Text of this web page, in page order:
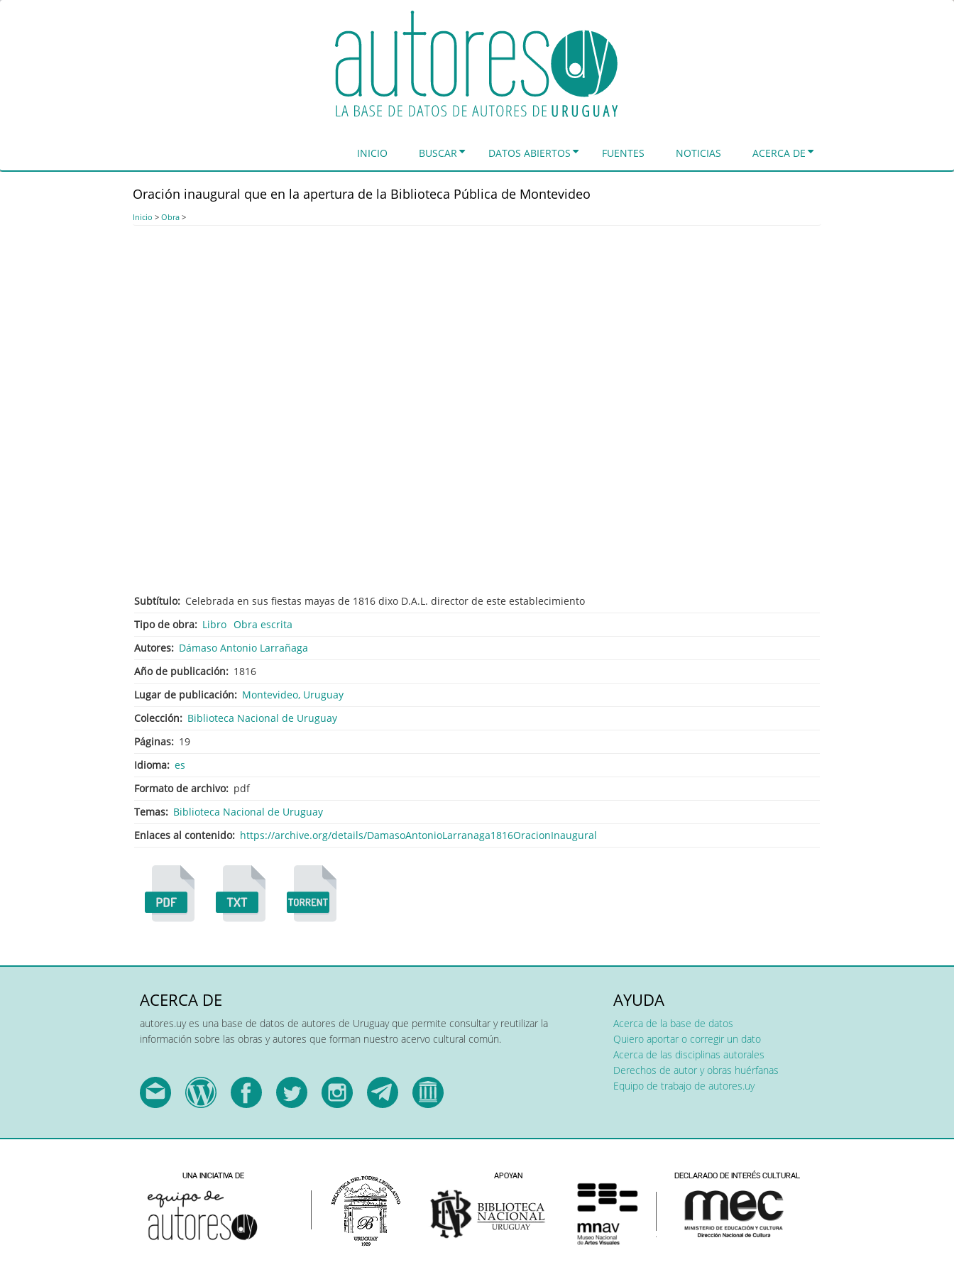
INICIO BUSCAR DATOS ABIERTOS FUENTES NOTICIAS ACERCA DE
Oración inaugural que en la apertura de la Biblioteca Pública de Montevideo
Inicio > Obra >
Subtítulo
Celebrada en sus fiestas mayas de 1816 dixo D.A.L. director de este establecimiento
Tipo de obra
Libro Obra escrita
Autores
Dámaso Antonio Larrañaga
Año de publicación
1816
Lugar de publicación
Montevideo, Uruguay
Colección
Biblioteca Nacional de Uruguay
Páginas
19
Idioma es
Formato de archivo
pdf
Temas
Biblioteca Nacional de Uruguay
Enlaces al contenido
https://archive.org/details/DamasoAntonioLarranaga1816OracionInaugural
ACERCA DE
autores.uy es una base de datos de autores de Uruguay que permite consultar y reutilizar la
información sobre las obras y autores que forman nuestro acervo cultural común.
AYUDA
Acerca de la base de datos
Quiero aportar o corregir un dato
Acerca de las disciplinas autorales
Derechos de autor y obras huérfanas
Equipo de trabajo de autores.uy